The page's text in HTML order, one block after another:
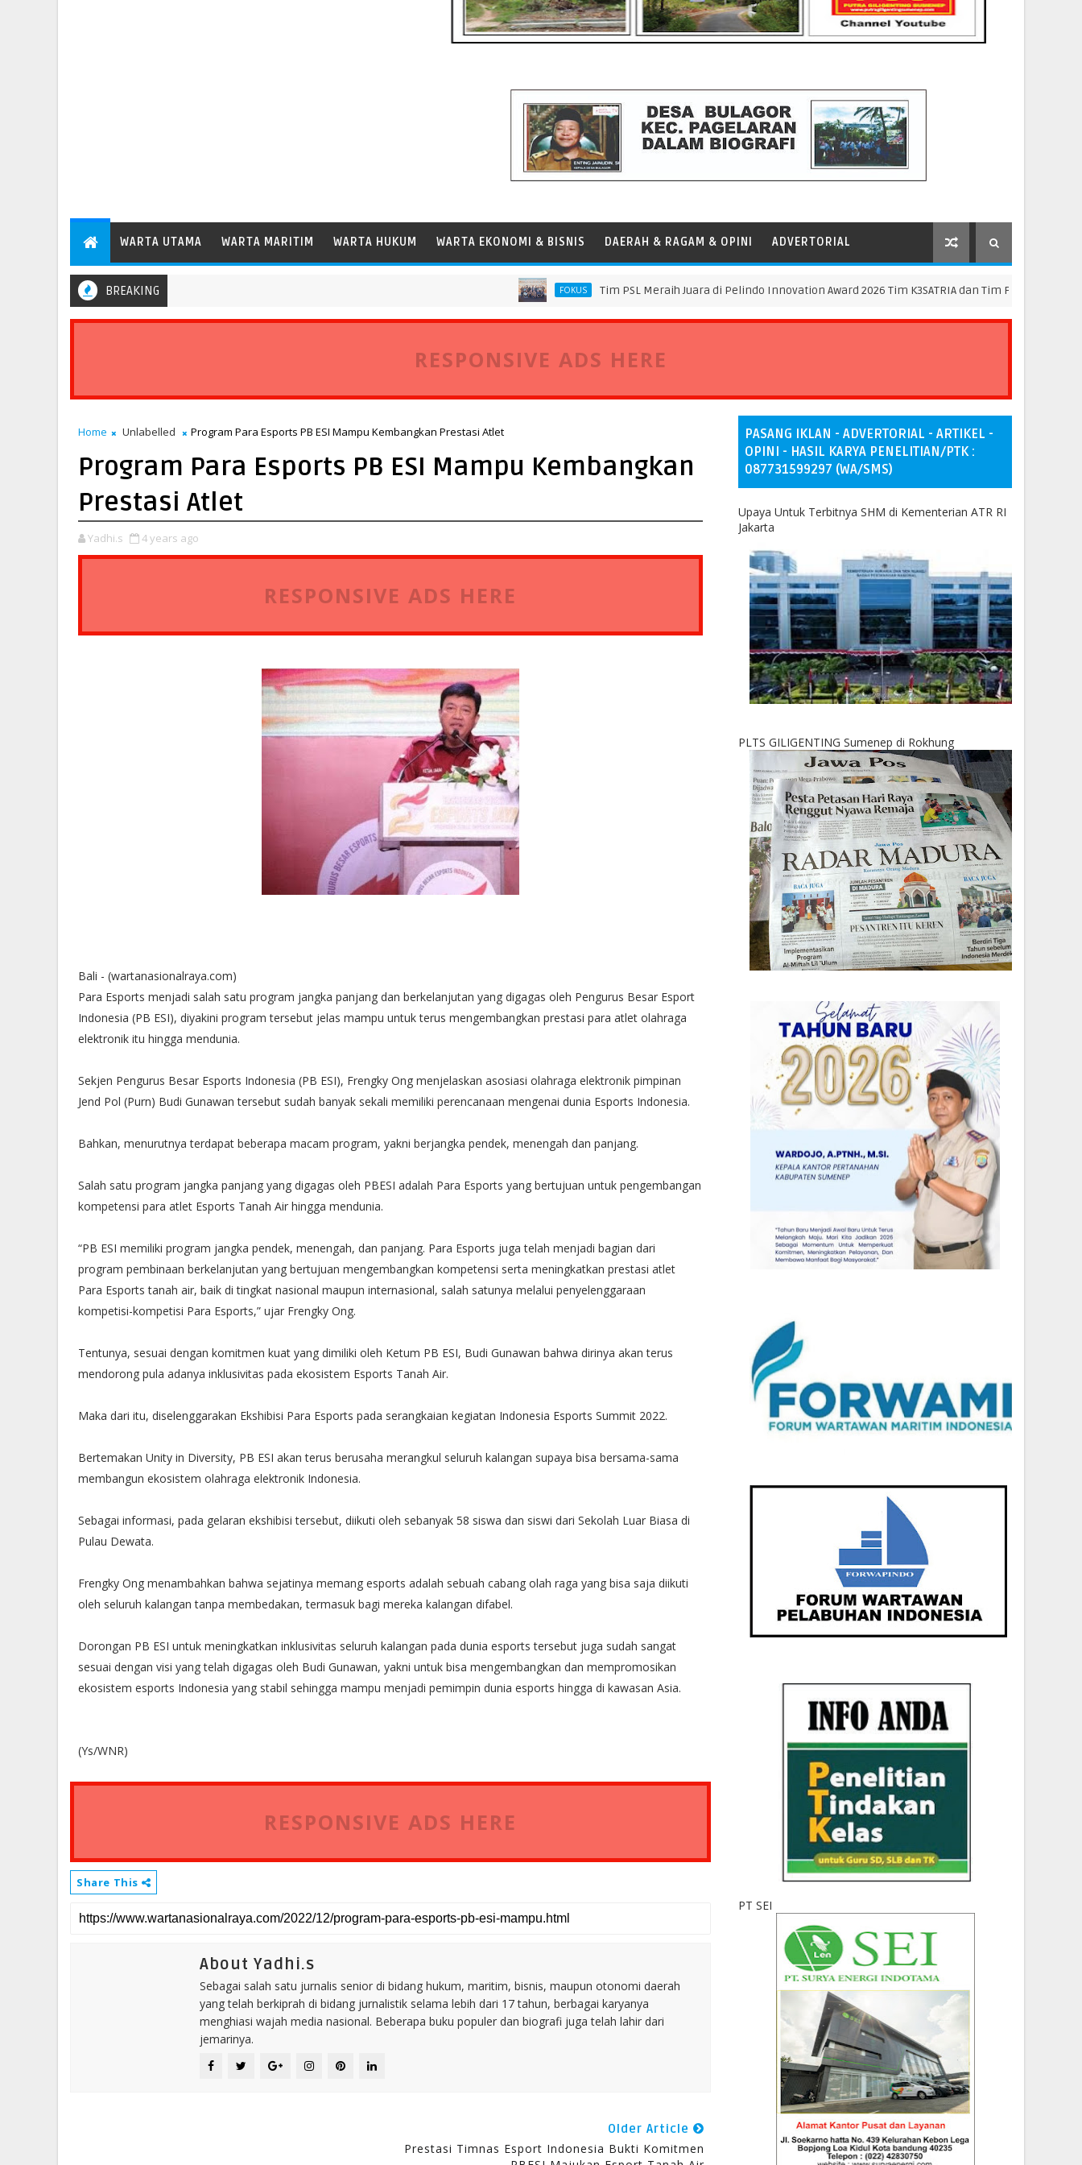
WARTA UTAMA WARTA MARITIM WARTA HUKUM WARTA EKONOMI & BISNIS DAERAH & RAGAM & OPINI ADVERTORIAL
BREAKING FOKUS Tim PSL Meraih Juara di Pelindo Innovation Award 2026 Tim K3SATRIA dan Tim Flame Spreader Bawa
Standar Operasional Kapal
RESPONSIVE ADS HERE
Home Unlabelled Program Para Esports PB ESI Mampu Kembangkan Prestasi Atlet
Program Para Esports PB ESI Mampu Kembangkan
Prestasi Atlet
Yadhi.s 4 years ago
RESPONSIVE ADS HERE
Bali - (wartanasionalraya.com)
Para Esports menjadi salah satu program jangka panjang dan berkelanjutan yang digagas oleh Pengurus Besar Esport
Indonesia (PB ESI), diyakini program tersebut jelas mampu untuk terus mengembangkan prestasi para atlet olahraga
elektronik itu hingga mendunia.
Sekjen Pengurus Besar Esports Indonesia (PB ESI), Frengky Ong menjelaskan asosiasi olahraga elektronik pimpinan
Jend Pol (Purn) Budi Gunawan tersebut sudah banyak sekali memiliki perencanaan mengenai dunia Esports Indonesia.
Bahkan, menurutnya terdapat beberapa macam program, yakni berjangka pendek, menengah dan panjang.
Salah satu program jangka panjang yang digagas oleh PBESI adalah Para Esports yang bertujuan untuk pengembangan
kompetensi para atlet Esports Tanah Air hingga mendunia.
“PB ESI memiliki program jangka pendek, menengah, dan panjang. Para Esports juga telah menjadi bagian dari
program pembinaan berkelanjutan yang bertujuan mengembangkan kompetensi serta meningkatkan prestasi atlet
Para Esports tanah air, baik di tingkat nasional maupun internasional, salah satunya melalui penyelenggaraan
kompetisi-kompetisi Para Esports,” ujar Frengky Ong.
Tentunya, sesuai dengan komitmen kuat yang dimiliki oleh Ketum PB ESI, Budi Gunawan bahwa dirinya akan terus
mendorong pula adanya inklusivitas pada ekosistem Esports Tanah Air.
Maka dari itu, diselenggarakan Ekshibisi Para Esports pada serangkaian kegiatan Indonesia Esports Summit 2022.
Bertemakan Unity in Diversity, PB ESI akan terus berusaha merangkul seluruh kalangan supaya bisa bersama-sama
membangun ekosistem olahraga elektronik Indonesia.
Sebagai informasi, pada gelaran ekshibisi tersebut, diikuti oleh sebanyak 58 siswa dan siswi dari Sekolah Luar Biasa di
Pulau Dewata.
Frengky Ong menambahkan bahwa sejatinya memang esports adalah sebuah cabang olah raga yang bisa saja diikuti
oleh seluruh kalangan tanpa membedakan, termasuk bagi mereka kalangan difabel.
Dorongan PB ESI untuk meningkatkan inklusivitas seluruh kalangan pada dunia esports tersebut juga sudah sangat
sesuai dengan visi yang telah digagas oleh Budi Gunawan, yakni untuk bisa mengembangkan dan mempromosikan
ekosistem esports Indonesia yang stabil sehingga mampu menjadi pemimpin dunia esports hingga di kawasan Asia.
(Ys/WNR)
RESPONSIVE ADS HERE
Share This
About Yadhi.s
Sebagai salah satu jurnalis senior di bidang hukum, maritim, bisnis, maupun otonomi daerah
yang telah berkiprah di bidang jurnalistik selama lebih dari 17 tahun, berbagai karyanya
menghiasi wajah media nasional. Beberapa buku populer dan biografi juga telah lahir dari
jemarinya.
Older Article
Prestasi Timnas Esport Indonesia Bukti Komitmen
PASANG IKLAN - ADVERTORIAL - ARTIKEL -
OPINI - HASIL KARYA PENELITIAN/PTK :
087731599297 (WA/SMS)
Upaya Untuk Terbitnya SHM di Kementerian ATR RI
Jakarta
PLTS GILIGENTING Sumenep di Rokhung
PT SEI